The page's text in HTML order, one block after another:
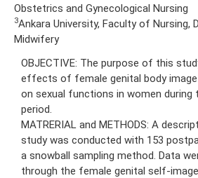
Obstetrics and Gynecological Nursing
3Ankara University, Faculty of Nursing,
Midwifery
OBJECTIVE: The purpose of this
effects of female genital body
on sexual functions in women during
period.
MATRERIAL and METHODS: A
study was conducted with 153
a snowball sampling method. Data
through the female genital self-image